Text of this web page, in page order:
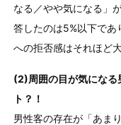
なる／やや気になる」
答したのは5%以下であ
への拒否感はそれほど
(2)周囲の目が気になる
ト？！
男性客の存在が「あま